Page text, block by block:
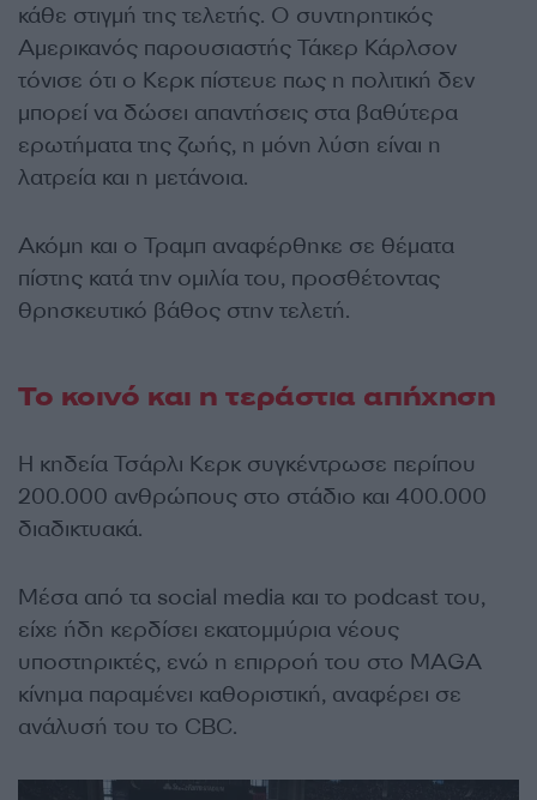
κάθε στιγμή της τελετής. Ο συντηρητικός
Αμερικανός παρουσιαστής Τάκερ Κάρλσον
τόνισε ότι ο Κερκ πίστευε πως η πολιτική δεν
μπορεί να δώσει απαντήσεις στα βαθύτερα
ερωτήματα της ζωής, η μόνη λύση είναι η
λατρεία και η μετάνοια.
Ακόμη και ο Τραμπ αναφέρθηκε σε θέματα
πίστης κατά την ομιλία του, προσθέτοντας
θρησκευτικό βάθος στην τελετή.
Το κοινό και η τεράστια απήχηση
Η κηδεία Τσάρλι Κερκ συγκέντρωσε περίπου
200.000 ανθρώπους στο στάδιο και 400.000
διαδικτυακά.
Μέσα από τα social media και το podcast του,
είχε ήδη κερδίσει εκατομμύρια νέους
υποστηρικτές, ενώ η επιρροή του στο MAGA
κίνημα παραμένει καθοριστική, αναφέρει σε
ανάλυσή του το CBC.